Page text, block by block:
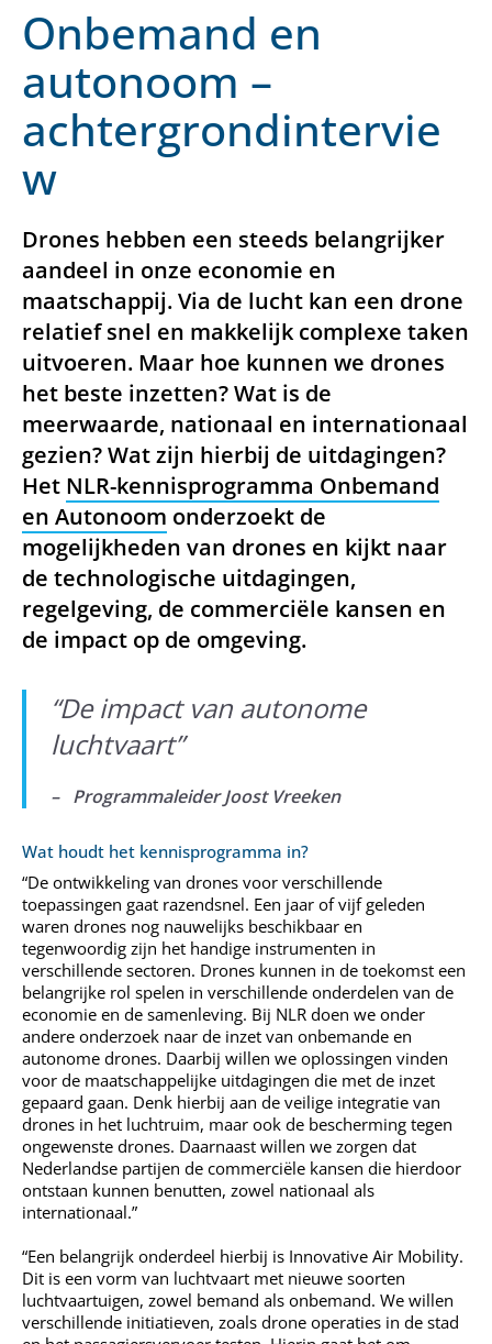
Onbemand en
autonoom –
achtergrondintervie
w
Drones hebben een steeds belangrijker
aandeel in onze economie en
maatschappij. Via de lucht kan een drone
relatief snel en makkelijk complexe taken
uitvoeren. Maar hoe kunnen we drones
het beste inzetten? Wat is de
meerwaarde, nationaal en internationaal
gezien? Wat zijn hierbij de uitdagingen?
Het NLR-kennisprogramma Onbemand
en Autonoom onderzoekt de
mogelijkheden van drones en kijkt naar
de technologische uitdagingen,
regelgeving, de commerciële kansen en
de impact op de omgeving.
“De impact van autonome
luchtvaart”
– Programmaleider Joost Vreeken
Wat houdt het kennisprogramma in?
“De ontwikkeling van drones voor verschillende
toepassingen gaat razendsnel. Een jaar of vijf geleden
waren drones nog nauwelijks beschikbaar en
tegenwoordig zijn het handige instrumenten in
verschillende sectoren. Drones kunnen in de toekomst een
belangrijke rol spelen in verschillende onderdelen van de
economie en de samenleving. Bij NLR doen we onder
andere onderzoek naar de inzet van onbemande en
autonome drones. Daarbij willen we oplossingen vinden
voor de maatschappelijke uitdagingen die met de inzet
gepaard gaan. Denk hierbij aan de veilige integratie van
drones in het luchtruim, maar ook de bescherming tegen
ongewenste drones. Daarnaast willen we zorgen dat
Nederlandse partijen de commerciële kansen die hierdoor
ontstaan kunnen benutten, zowel nationaal als
internationaal.”
“Een belangrijk onderdeel hierbij is Innovative Air Mobility.
Dit is een vorm van luchtvaart met nieuwe soorten
luchtvaartuigen, zowel bemand als onbemand. We willen
verschillende initiatieven, zoals drone operaties in de stad